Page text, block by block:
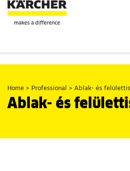
Home > Professional > Ablak- és
Ablak- és